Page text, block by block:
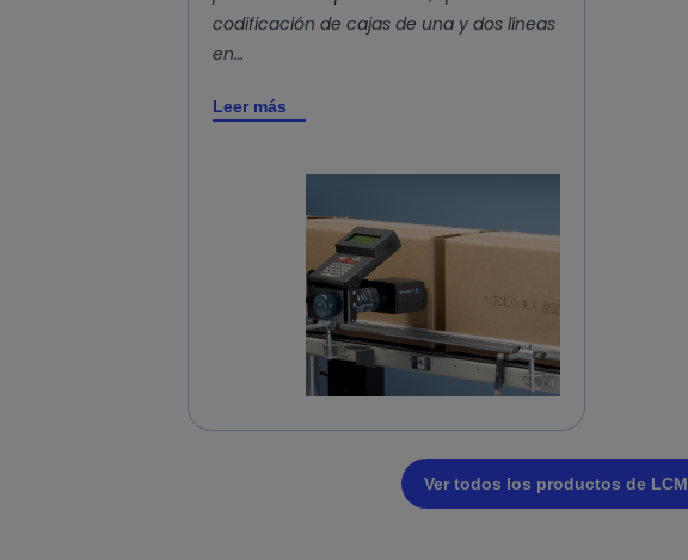
codificación de cajas de una y dos líneas
en…
Leer más
Ver todos los productos de LCM